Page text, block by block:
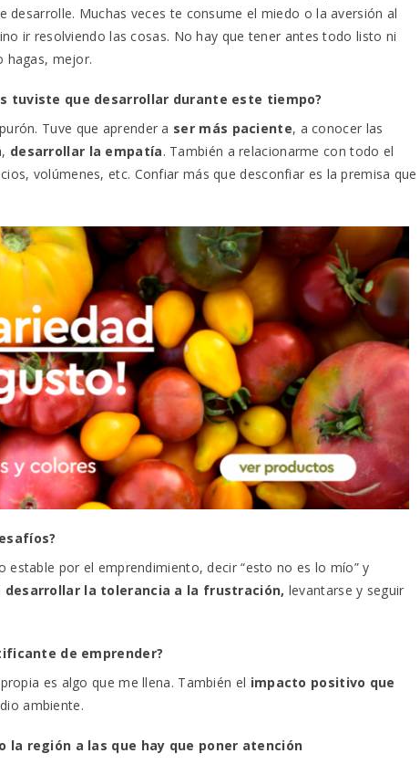
desarrolle. Muchas veces te consume el miedo o la aversión al
ir resolviendo las cosas. No hay que tener antes todo listo ni
hagas, mejor.
tuviste que desarrollar durante este tiempo?
Tuve que aprender a ser más paciente, a conocer las
desarrollar la empatía. También a relacionarme con todo el
volúmenes, etc. Confiar más que desconfiar es la premisa que
por el emprendimiento, decir “esto no es lo mío” y
desarrollar la tolerancia a la frustración, levantarse y seguir
de emprender?
es algo que me llena. También el impacto positivo que
ambiente.
la región a las que hay que poner atención